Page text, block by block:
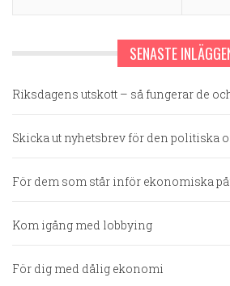
SENASTE
Riksdagens utskott – så fungerar de
Skicka ut nyhetsbrev för den politiska
För dem som står inför ekonomiska
Kom igång med lobbying
För dig med dålig ekonomi